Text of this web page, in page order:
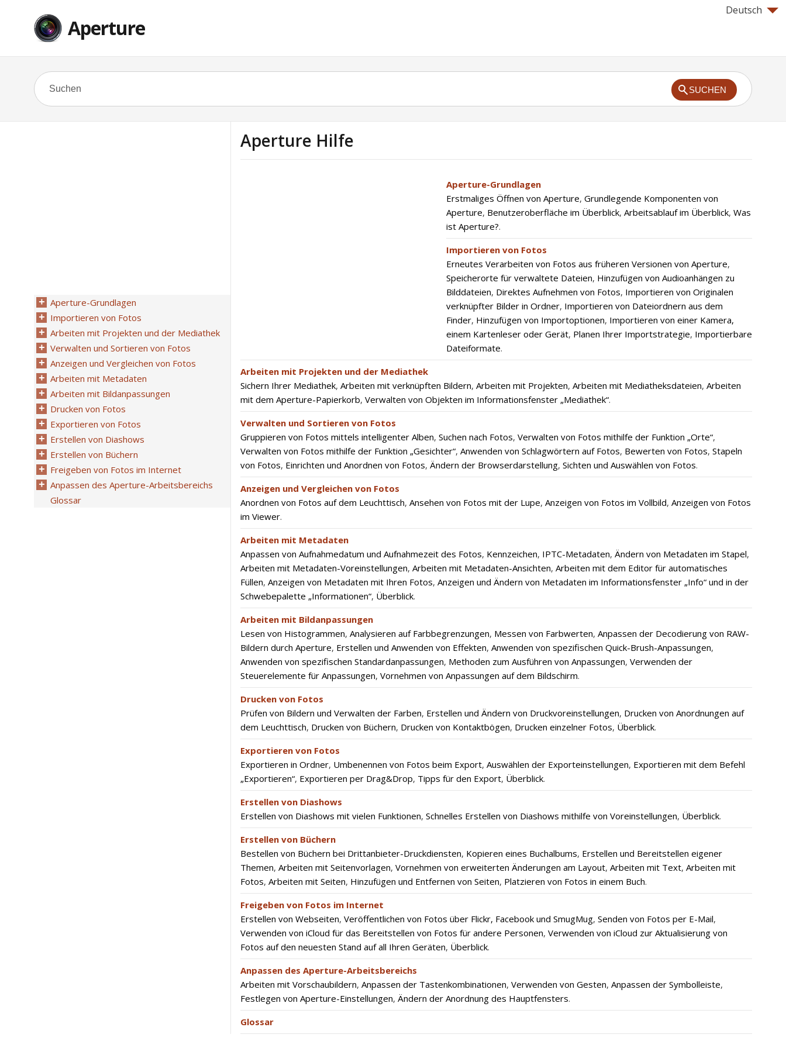
Deutsch
Aperture
SUCHEN
Aperture Hilfe
Aperture-Grundlagen
Erstmaliges Öffnen von Aperture, Grundlegende Komponenten von
Aperture, Benutzeroberfläche im Überblick, Arbeitsablauf im Überblick, Was
ist Aperture?.
Importieren von Fotos
Erneutes Verarbeiten von Fotos aus früheren Versionen von Aperture,
Speicherorte für verwaltete Dateien, Hinzufügen von Audioanhängen zu
Bilddateien, Direktes Aufnehmen von Fotos, Importieren von Originalen
verknüpfter Bilder in Ordner, Importieren von Dateiordnern aus dem
Finder, Hinzufügen von Importoptionen, Importieren von einer Kamera,
einem Kartenleser oder Gerät, Planen Ihrer Importstrategie, Importierbare
Dateiformate.
Arbeiten mit Projekten und der Mediathek
Sichern Ihrer Mediathek, Arbeiten mit verknüpften Bildern, Arbeiten mit Projekten, Arbeiten mit Mediatheksdateien, Arbeiten
mit dem Aperture-Papierkorb, Verwalten von Objekten im Informationsfenster „Mediathek“.
Verwalten und Sortieren von Fotos
Gruppieren von Fotos mittels intelligenter Alben, Suchen nach Fotos, Verwalten von Fotos mithilfe der Funktion „Orte“,
Verwalten von Fotos mithilfe der Funktion „Gesichter“, Anwenden von Schlagwörtern auf Fotos, Bewerten von Fotos, Stapeln
von Fotos, Einrichten und Anordnen von Fotos, Ändern der Browserdarstellung, Sichten und Auswählen von Fotos.
Anzeigen und Vergleichen von Fotos
Anordnen von Fotos auf dem Leuchttisch, Ansehen von Fotos mit der Lupe, Anzeigen von Fotos im Vollbild, Anzeigen von Fotos
im Viewer.
Arbeiten mit Metadaten
Anpassen von Aufnahmedatum und Aufnahmezeit des Fotos, Kennzeichen, IPTC-Metadaten, Ändern von Metadaten im Stapel,
Arbeiten mit Metadaten-Voreinstellungen, Arbeiten mit Metadaten-Ansichten, Arbeiten mit dem Editor für automatisches
Füllen, Anzeigen von Metadaten mit Ihren Fotos, Anzeigen und Ändern von Metadaten im Informationsfenster „Info“ und in der
Schwebepalette „Informationen“, Überblick.
Arbeiten mit Bildanpassungen
Lesen von Histogrammen, Analysieren auf Farbbegrenzungen, Messen von Farbwerten, Anpassen der Decodierung von RAW-
Bildern durch Aperture, Erstellen und Anwenden von Effekten, Anwenden von spezifischen Quick-Brush-Anpassungen,
Anwenden von spezifischen Standardanpassungen, Methoden zum Ausführen von Anpassungen, Verwenden der
Steuerelemente für Anpassungen, Vornehmen von Anpassungen auf dem Bildschirm.
Drucken von Fotos
Prüfen von Bildern und Verwalten der Farben, Erstellen und Ändern von Druckvoreinstellungen, Drucken von Anordnungen auf
dem Leuchttisch, Drucken von Büchern, Drucken von Kontaktbögen, Drucken einzelner Fotos, Überblick.
Exportieren von Fotos
Exportieren in Ordner, Umbenennen von Fotos beim Export, Auswählen der Exporteinstellungen, Exportieren mit dem Befehl
„Exportieren“, Exportieren per Drag&Drop, Tipps für den Export, Überblick.
Erstellen von Diashows
Erstellen von Diashows mit vielen Funktionen, Schnelles Erstellen von Diashows mithilfe von Voreinstellungen, Überblick.
Erstellen von Büchern
Bestellen von Büchern bei Drittanbieter-Druckdiensten, Kopieren eines Buchalbums, Erstellen und Bereitstellen eigener
Themen, Arbeiten mit Seitenvorlagen, Vornehmen von erweiterten Änderungen am Layout, Arbeiten mit Text, Arbeiten mit
Fotos, Arbeiten mit Seiten, Hinzufügen und Entfernen von Seiten, Platzieren von Fotos in einem Buch.
Freigeben von Fotos im Internet
Erstellen von Webseiten, Veröffentlichen von Fotos über Flickr, Facebook und SmugMug, Senden von Fotos per E-Mail,
Verwenden von iCloud für das Bereitstellen von Fotos für andere Personen, Verwenden von iCloud zur Aktualisierung von
Fotos auf den neuesten Stand auf all Ihren Geräten, Überblick.
Anpassen des Aperture-Arbeitsbereichs
Arbeiten mit Vorschaubildern, Anpassen der Tastenkombinationen, Verwenden von Gesten, Anpassen der Symbolleiste,
Festlegen von Aperture-Einstellungen, Ändern der Anordnung des Hauptfensters.
Glossar
Aperture-Grundlagen
Importieren von Fotos
Arbeiten mit Projekten und der Mediathek
Verwalten und Sortieren von Fotos
Anzeigen und Vergleichen von Fotos
Arbeiten mit Metadaten
Arbeiten mit Bildanpassungen
Drucken von Fotos
Exportieren von Fotos
Erstellen von Diashows
Erstellen von Büchern
Freigeben von Fotos im Internet
Anpassen des Aperture-Arbeitsbereichs
Glossar